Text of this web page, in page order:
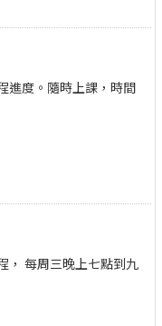
進度。隨時上課，時間
， 每周三晚上七點到九